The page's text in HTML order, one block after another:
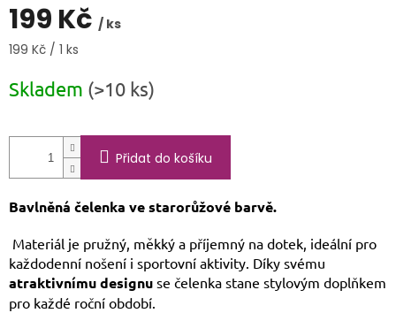
199 Kč / ks
Měrná
199 Kč / 1 ks
Skladem (>10 ks)
Přidat do košíku
Bavlněná čelenka ve starorůžové barvě.
Materiál je pružný, měkký a příjemný na dotek, ideální pro
každodenní nošení i sportovní aktivity. Díky svému
atraktivnímu designu se čelenka stane stylovým doplňkem
pro každé roční období.